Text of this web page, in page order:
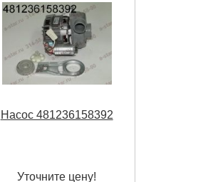
Насос 481236158392
Уточните цену!